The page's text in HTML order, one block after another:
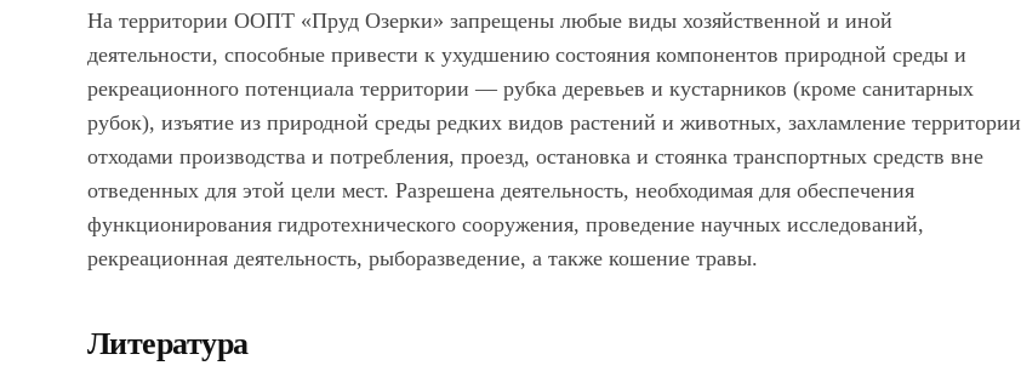
На территории ООПТ «Пруд Озерки» запрещены любые виды хозяйственной и иной
деятельности, способные привести к ухудшению состояния компонентов природной среды и
рекреационного потенциала территории — рубка деревьев и кустарников (кроме санитарных
рубок), изъятие из природной среды редких видов растений и животных, захламление территории
отходами производства и потребления, проезд, остановка и стоянка транспортных средств вне
отведенных для этой цели мест. Разрешена деятельность, необходимая для обеспечения
функционирования гидротехнического сооружения, проведение научных исследований,
рекреационная деятельность, рыборазведение, а также кошение травы.
Литература